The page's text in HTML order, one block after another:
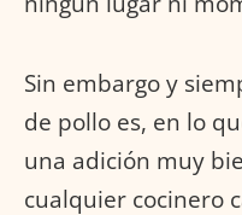
Sin embargo y
de pollo es, en lo
una adición muy
cualquier cocinero